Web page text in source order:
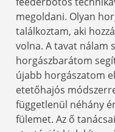
megoldani. Olyan
találkoztam, aki
volna. A tavat nálam
horgászbarátom
újabb horgászatom
etetőhajós
függetlenül néhány
fülemet. Az ő